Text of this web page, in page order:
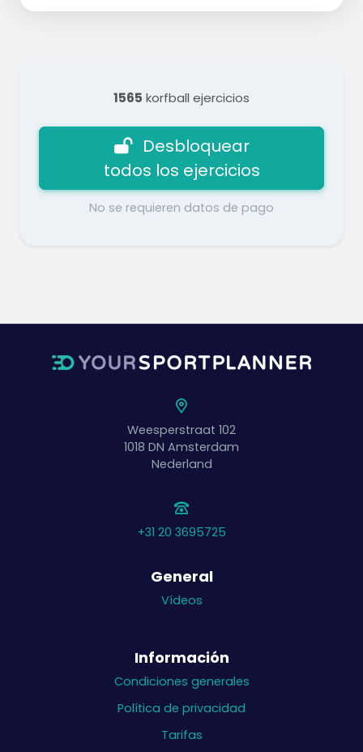
1565 korfball ejercicios
Desbloquear
todos los ejercicios
No se requieren datos de pago
Weesperstraat 102
1018 DN Amsterdam
Nederland
+31 20 3695725
General
Vídeos
Información
Condiciones generales
Política de privacidad
Tarifas